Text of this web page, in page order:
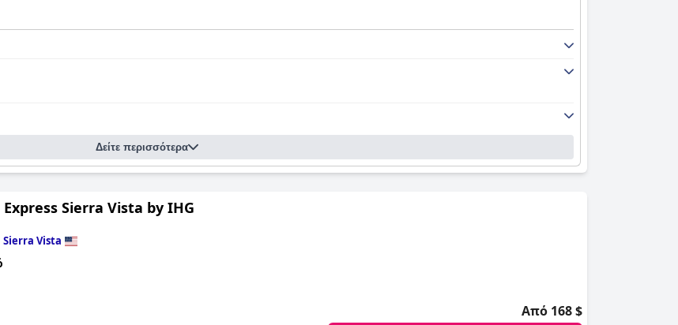
Δείτε περισσότερα
Sierra Vista by IHG
Sierra Vista
Από 168 $